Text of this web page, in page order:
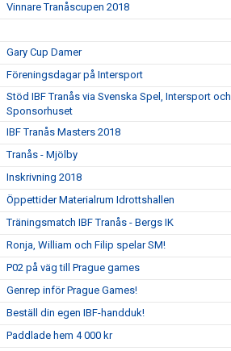
Vinnare Tranåscupen 2018
Gary Cup Damer
Föreningsdagar på Intersport
Stöd IBF Tranås via Svenska Spel, Intersport och
Sponsorhuset
IBF Tranås Masters 2018
Tranås - Mjölby
Inskrivning 2018
Öppettider Materialrum Idrottshallen
Träningsmatch IBF Tranås - Bergs IK
Ronja, William och Filip spelar SM!
P02 på väg till Prague games
Genrep inför Prague Games!
Beställ din egen IBF-handduk!
Paddlade hem 4 000 kr